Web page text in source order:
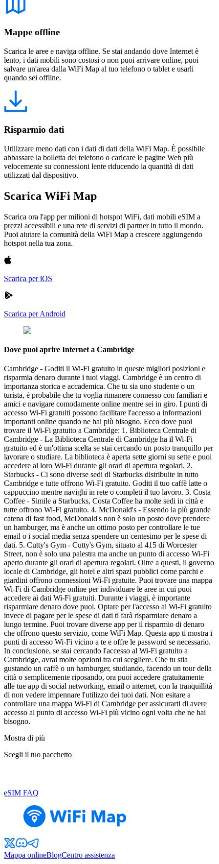
Mappe offline
Scarica le aree e naviga offline. Se stai andando dove Internet è
lento, i dati mobili sono costosi o non puoi arrivare online, puoi
salvare un'area dalla WiFi Map al tuo telefono o tablet e usarli
quando sei offline.
Risparmio dati
Utilizzare meno dati con i dati di dati della WiFi Map. È possibile
abbassare la bolletta del telefono o caricare le pagine Web più
velocemente su connessioni lente riducendo la quantità di dati
utilizzati dal dispositivo.
Scarica WiFi Map
Scarica ora l'app per milioni di hotspot WiFi, dati mobili eSIM a
prezzi accessibili e una rete di servizi di partner in tutto il mondo.
Puoi aiutare la comunità della WiFi Map a crescere aggiungendo
hotspot nella tua zona.
Scarica per iOS
Scarica per Android
Dove puoi aprire Internet a Cambridge
Cambridge - Goditi il Wi-Fi gratuito in queste migliori posizioni e
risparmia denaro durante i tuoi viaggi. Cambridge è un centro di
importanza storica e accademica. Che tu sia uno studente o un
turista, è probabile che tu voglia rimanere connesso con familiari e
amici e navigare comodamente online mentre sei in giro. I punti di
accesso Wi-Fi gratuiti possono facilitare l'accesso a informazioni
importanti online quando ne hai più bisogno. Ecco dove puoi
trovare il Wi-Fi gratuito a Cambridge: 1. Biblioteca Centrale di
Cambridge - La Biblioteca Centrale di Cambridge ha il Wi-Fi
gratuito ed è un'ottima scelta se stai cercando un posto tranquillo per
lavorare o studiare. La biblioteca è aperta sette giorni su sette e puoi
accedere al loro Wi-Fi durante gli orari di apertura regolari. 2.
Starbucks - Ci sono diverse sedi di Starbucks distribuite in tutto
Cambridge e tutte offrono Wi-Fi gratuito. Goditi il tuo caffè latte o
cappuccino mentre navighi in rete o completi il tuo lavoro. 3. Costa
Coffee - Simile a Starbucks, Costa Coffee ha molte sedi in città e
tutte offrono Wi-Fi gratuito. 4. McDonald's - Essendo la più grande
catena di fast food, McDonald's non è solo un posto dove prendere
un hamburger, ma è anche un ottimo posto per controllare le tue
email o i social media senza spendere un centesimo per le spese di
dati. 5. Cutty's Gym - Cutty's Gym, situato al 415 di Worcester
Street, non è solo una palestra ma anche un punto di accesso Wi-Fi
aperto durante gli orari di apertura regolari. Oltre a questi, il governo
locale di Cambridge, gli hotel e altri spazi pubblici come parchi e
giardini offrono connessioni Wi-Fi gratuite. Puoi trovare una mappa
Wi-Fi di Cambridge online per individuare le aree in cui puoi
accedere ai dati Wi-Fi gratuiti. Durante i viaggi, è importante
risparmiare denaro dove puoi. Optare per l'accesso al Wi-Fi gratuito
invece di pagare per le spese di dati ti farà risparmiare denaro a
lungo termine. Puoi trovare diverse app per il risparmio di denaro
che offrono questo servizio, come WiFi Map. Questa app ti mostra i
punti di accesso Wi-Fi vicino a te e offre le password se necessario.
In conclusione, se stai cercando l'accesso al Wi-Fi gratuito a
Cambridge, avrai molte opzioni tra cui scegliere. Che tu stia
gustando un caffè o un hamburger, studiando, facendo un tour della
città o semplicemente riposando, ora puoi accedere gratuitamente
alle tue app di social networking, email o internet, con la tranquillità
di non vedere impennare l'utilizzo dei tuoi dati. Non esitare a
controllare una mappa Wi-Fi di Cambridge per assicurarti di avere
accesso al punto di accesso Wi-Fi più vicino ogni volta che ne hai
bisogno.
Mostra di più
Scegli il tuo pacchetto
eSIM FAQ
Mappa onlineBlogCentro assistenza